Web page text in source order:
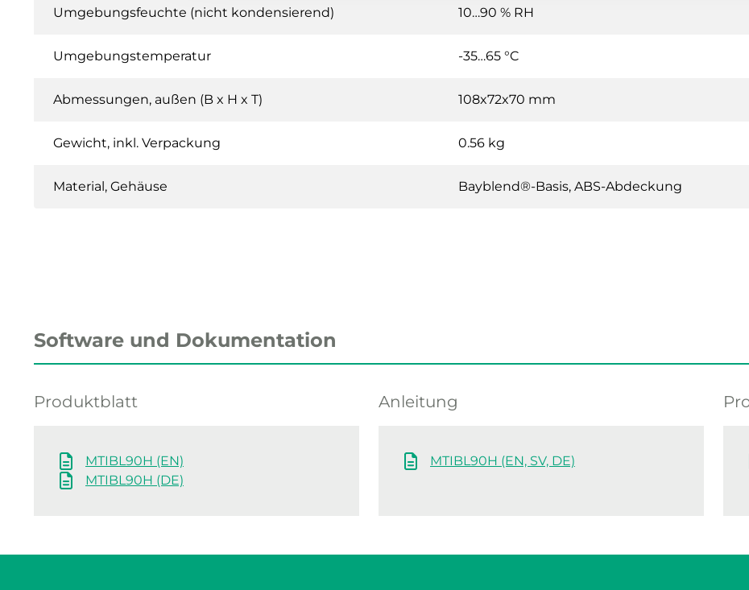
Umgebungsfeuchte (nicht kondensierend) 10…90 % RH
Umgebungstemperatur -35…65 °C
Abmessungen, außen (B x H x T) 108x72x70 mm
Gewicht, inkl. Verpackung 0.56 kg
Material, Gehäuse Bayblend®-Basis, ABS-Abdeckung
Software und Dokumentation
Produktblatt
MTIBL90H (EN)
MTIBL90H (DE)
Anleitung
MTIBL90H (EN, SV, DE)